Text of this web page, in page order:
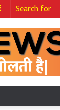
Sidebar